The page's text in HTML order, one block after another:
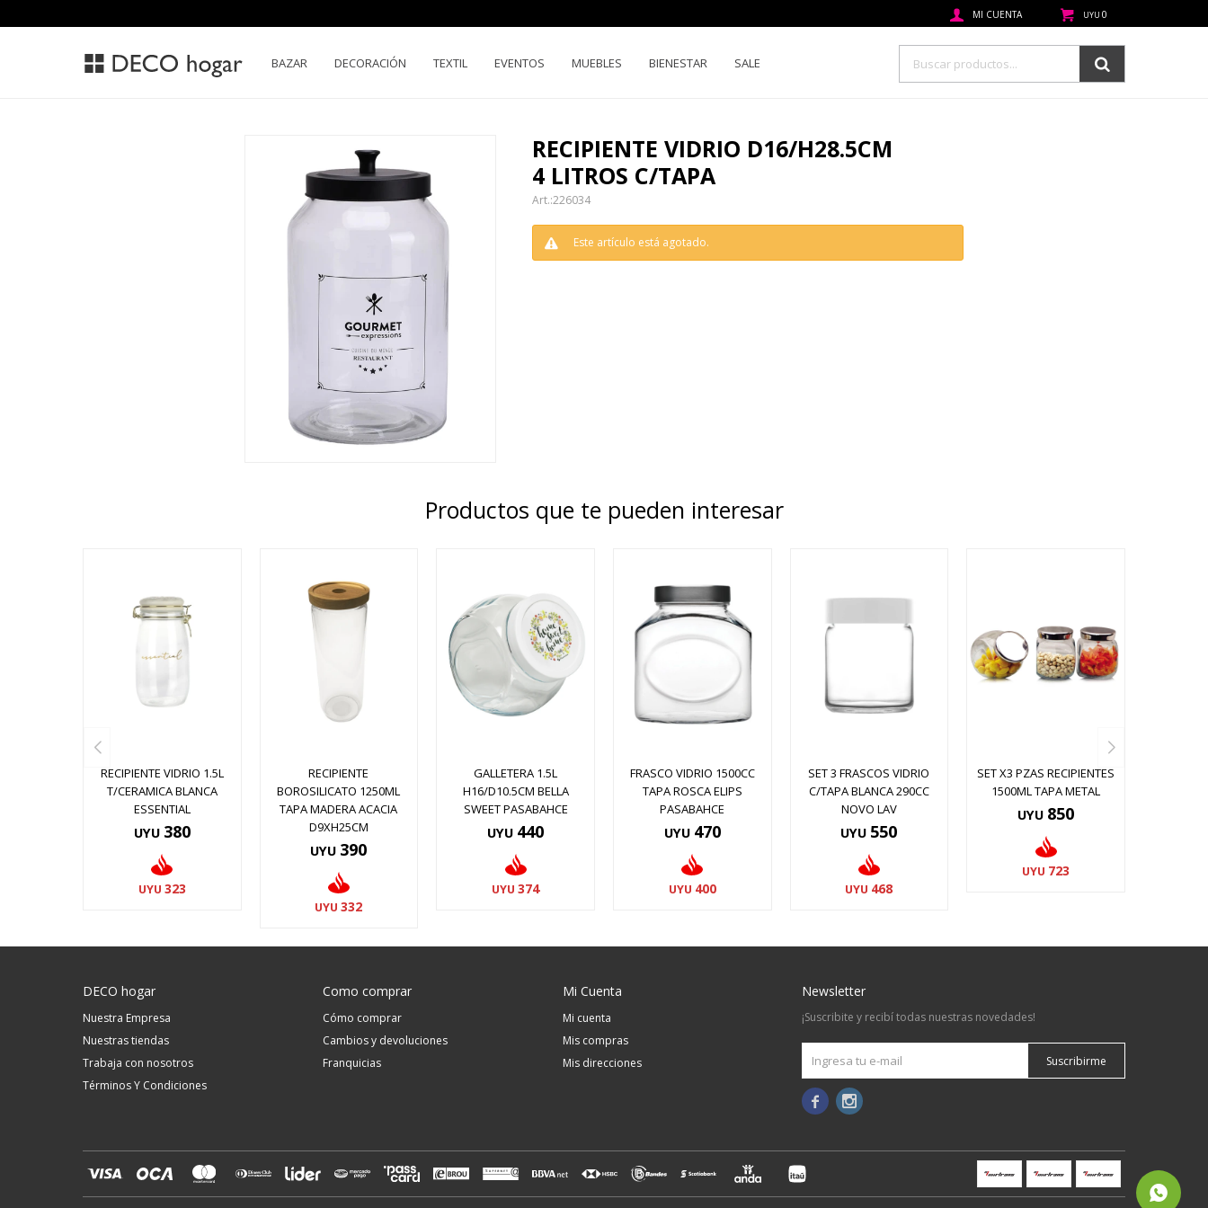
BAZAR DECORACIÓN TEXTIL EVENTOS MUEBLES BIENESTAR SALE
UYU 0
RECIPIENTE VIDRIO D16/H28.5CM
4 LITROS C/TAPA
226034
Este artículo está agotado.
Productos que te pueden interesar
RECIPIENTE VIDRIO 1.5L
T/CERAMICA BLANCA
ESSENTIAL
UYU 380
UYU 323
RECIPIENTE
BOROSILICATO 1250ML
TAPA MADERA ACACIA
D9XH25CM
UYU 390
UYU 332
GALLETERA 1.5L
H16/D10.5CM BELLA
SWEET PASABAHCE
UYU 440
UYU 374
FRASCO VIDRIO 1500CC
TAPA ROSCA ELIPS
PASABAHCE
UYU 470
UYU 400
SET 3 FRASCOS VIDRIO
C/TAPA BLANCA 290CC
NOVO LAV
UYU 550
UYU 468
SET X3 PZAS RECIPIENTES
1500ML TAPA METAL
UYU 850
UYU 723
DECO hogar
Nuestra Empresa
Nuestras tiendas
Trabaja con nosotros
Términos Y Condiciones
Como comprar
Cómo comprar
Cambios y devoluciones
Franquicias
Mi Cuenta
Mi cuenta
Mis compras
Mis direcciones
Newsletter
¡Suscribite y recibí todas nuestras novedades!
Suscribirme
 